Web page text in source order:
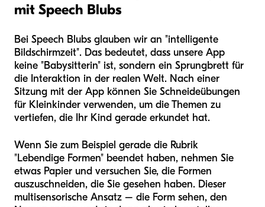
mit Speech Blubs
Bei Speech Blubs glauben wir an "intelligente
Bildschirmzeit". Das bedeutet, dass unsere App
keine "Babysitterin" ist, sondern ein Sprungbrett für
die Interaktion in der realen Welt. Nach einer
Sitzung mit der App können Sie Schneideübungen
für Kleinkinder verwenden, um die Themen zu
vertiefen, die Ihr Kind gerade erkundet hat.
Wenn Sie zum Beispiel gerade die Rubrik
"Lebendige Formen" beendet haben, nehmen Sie
etwas Papier und versuchen Sie, die Formen
auszuschneiden, die Sie gesehen haben. Dieser
multisensorische Ansatz – die Form sehen, den